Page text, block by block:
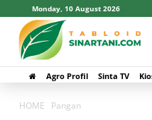
Monday, 10 August 2026
Agro Profil Sinta TV
HOME Pangan